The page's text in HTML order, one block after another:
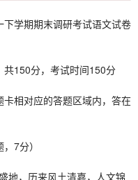
学期期末调研考试语文试卷
150分，考试时间150分
相对应的答题区域内，答在
7分）
，历来风土清嘉，人文锦